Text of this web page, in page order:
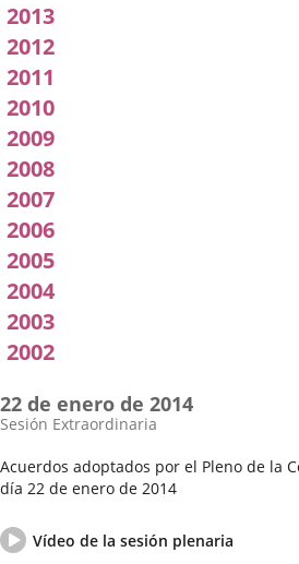
2013
2012
2011
2010
2009
2008
2007
2006
2005
2004
2003
2002
Acuerdos adoptados por el Pleno de la
día 22 de enero de 2014
Sesión Extraordinaria
del
Pleno
22 de enero de 2014
del
pleno
Vídeo de la sesión plenaria